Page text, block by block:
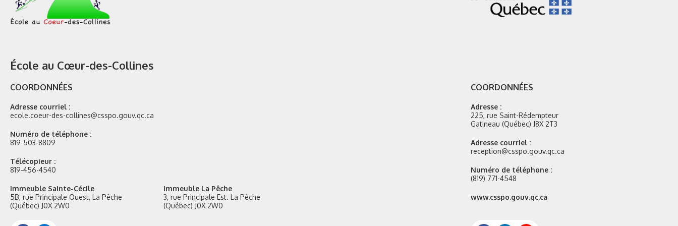
École au Cœur-des-Collines
COORDONNÉES
Adresse courriel :
ecole.coeur-des-collines@csspo.gouv.qc.ca
Numéro de téléphone :
819-503-8809
Télécopieur :
819-456-4540
Immeuble Sainte-Cécile
5B, rue Principale Ouest, La Pêche
(Québec) J0X 2W0
Immeuble La Pêche
3, rue Principale Est. La Pêche
(Québec) J0X 2W0
COORDONNÉES
Adresse :
225, rue Saint-Rédempteur
Gatineau (Québec) J8X 2T3
Adresse courriel :
reception@csspo.gouv.qc.ca
Numéro de téléphone :
(819) 771-4548
Site
www.csspo.gouv.qc.ca